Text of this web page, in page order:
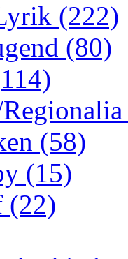
(222)
(80)
(58)
(15)
(22)